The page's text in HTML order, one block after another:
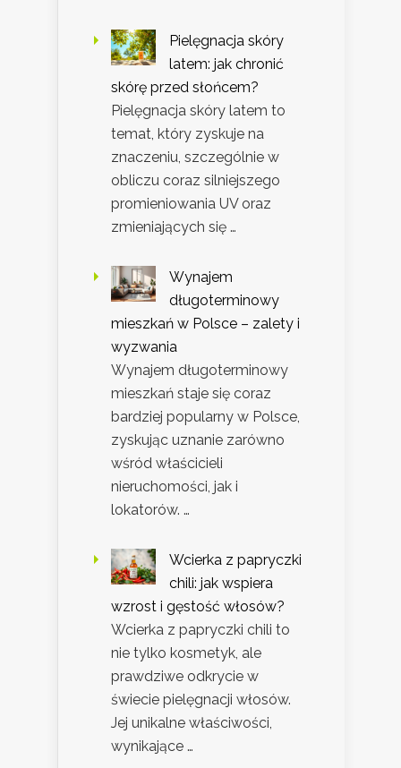
Pielęgnacja skóry
latem: jak chronić
skórę przed słońcem?
Pielęgnacja skóry latem to
temat, który zyskuje na
znaczeniu, szczególnie w
obliczu coraz silniejszego
promieniowania UV oraz
zmieniających się …
Wynajem
długoterminowy
mieszkań w Polsce – zalety i
wyzwania
Wynajem długoterminowy
mieszkań staje się coraz
bardziej popularny w Polsce,
zyskując uznanie zarówno
wśród właścicieli
nieruchomości, jak i
lokatorów. …
Wcierka z papryczki
chili: jak wspiera
wzrost i gęstość włosów?
Wcierka z papryczki chili to
nie tylko kosmetyk, ale
prawdziwe odkrycie w
świecie pielęgnacji włosów.
Jej unikalne właściwości,
wynikające …